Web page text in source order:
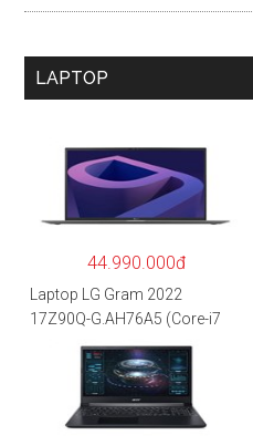
LAPTOP
44.990.000đ
Laptop LG Gram 2022
17Z90Q-G.AH76A5 (Core-i7
1260P/16GB/512GB/17″
WQXGA/Win 11/Xám)